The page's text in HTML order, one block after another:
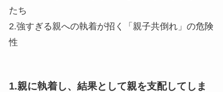
たち
2.強すぎる親への執着が招く「親子共倒れ」の危険
性
1.親に執着し、結果として親を支配してしま